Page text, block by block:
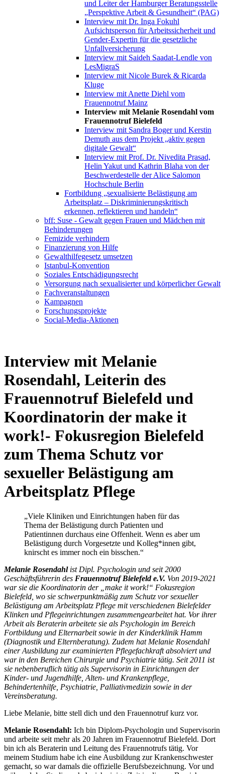
und Leiter der Hamburger Beratungsstelle
„Perspektive Arbeit & Gesundheit“ (PAG)
Interview mit Dr. Inga Fokuhl
Aufsichtsperson für Arbeitssicherheit und
Gender-Expertin für die gesetzliche
Unfallversicherung
Interview mit Saideh Saadat-Lendle von
LesMigraS
Interview mit Nicole Burek & Ricarda
Kluge
Interview mit Anette Diehl vom
Frauennotruf Mainz
Interview mit Melanie Rosendahl vom
Frauennotruf Bielefeld
Interview mit Sandra Boger und Kerstin
Demuth aus dem Projekt „aktiv gegen
digitale Gewalt“
Interview mit Prof. Dr. Nivedita Prasad,
Helin Yakut und Kathrin Blaha von der
Beschwerdestelle der Alice Salomon
Hochschule Berlin
Fortbildung „sexualisierte Belästigung am
Arbeitsplatz – Diskriminierungskritisch
erkennen, reflektieren und handeln“
bff: Suse - Gewalt gegen Frauen und Mädchen mit
Behinderungen
Femizide verhindern
Finanzierung von Hilfe
Gewalthilfegesetz umsetzen
Istanbul-Konvention
Soziales Entschädigungsrecht
Versorgung nach sexualisierter und körperlicher Gewalt
Fachveranstaltungen
Kampagnen
Forschungsprojekte
Social-Media-Aktionen
Interview mit Melanie
Rosendahl, Leiterin des
Frauennotruf Bielefeld und
Koordinatorin der make it
work!- Fokusregion Bielefeld
zum Thema Schutz vor
sexueller Belästigung am
Arbeitsplatz Pflege
„Viele Kliniken und Einrichtungen haben für das
Thema der Belästigung durch Patienten und
Patientinnen durchaus eine Offenheit. Wenn es aber um
Belästigung durch Vorgesetzte und Kolleg*innen gibt,
knirscht es immer noch ein bisschen.“
Melanie Rosendahlist Dipl. Psychologin und seit 2000
Geschäftsführerin des Frauennotruf Bielefeld e.V. Von 2019-2021
war sie die Koordinatorin der „make it work!“ Fokusregion
Bielefeld, wo sie schwerpunktmäßig zum Schutz vor sexueller
Belästigung am Arbeitsplatz Pflege mit verschiedenen Bielefelder
Klinken und Pflegeinrichtungen zusammengearbeitet hat. Vor ihrer
Arbeit als Beraterin arbeitete sie als Psychologin im Bereich
Fortbildung und Elternarbeit sowie in der Kinderklinik Hamm
(Diagnostik und Elternberatung). Zudem hat Melanie Rosendahl
einer Ausbildung zur examinierten Pflegefachkraft absolviert und
war in den Bereichen Chirurgie und Psychiatrie tätig. Seit 2011 ist
sie nebenberuflich tätig als Supervisorin in Einrichtungen der
Kinder- und Jugendhilfe, Alten- und Krankenpflege,
Behindertenhilfe, Psychiatrie, Palliativmedizin sowie in der
Vereinsberatung.
Liebe Melanie, bitte stell dich und den Frauennotruf kurz vor.
Melanie Rosendahl: Ich bin Diplom-Psychologin und Supervisorin
und arbeite seit mehr als 20 Jahren im Frauennotruf Bielefeld. Dort
bin ich als Beraterin und Leitung des Frauennotrufs tätig. Vor
meinem Studium habe ich eine Ausbildung zur Krankenschwester
gemacht, so war damals die offizielle Berufsbezeichnung. Vor und